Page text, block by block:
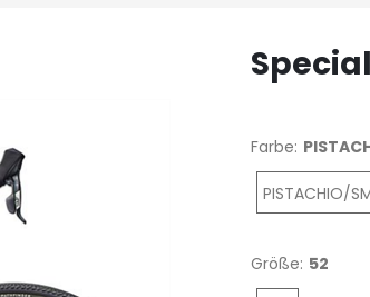
Farbe:
PISTACHIO/
Größe: 52